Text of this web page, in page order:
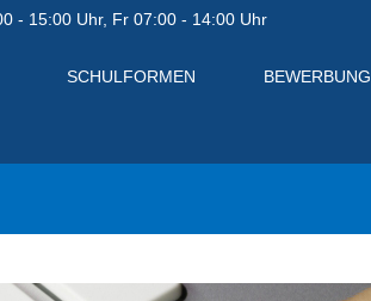
- 15:00 Uhr, Fr 07:00 - 14:00 Uhr
SCHULFORMEN BEWERBUNG